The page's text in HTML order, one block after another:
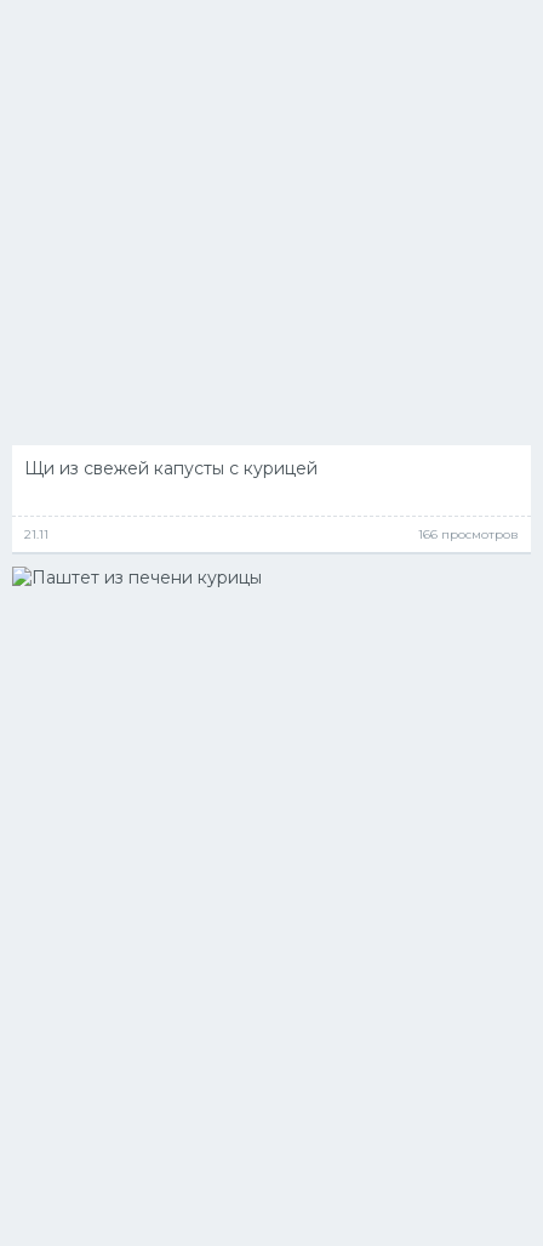
Щи из свежей капусты с курицей
21.11 166 просмотров